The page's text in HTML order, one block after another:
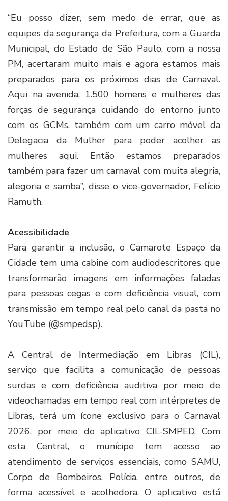
“Eu posso dizer, sem medo de errar, que as
equipes da segurança da Prefeitura, com a Guarda
Municipal, do Estado de São Paulo, com a nossa
PM, acertaram muito mais e agora estamos mais
preparados para os próximos dias de Carnaval.
Aqui na avenida, 1.500 homens e mulheres das
forças de segurança cuidando do entorno junto
com os GCMs, também com um carro móvel da
Delegacia da Mulher para poder acolher as
mulheres aqui. Então estamos preparados
também para fazer um carnaval com muita alegria,
alegoria e samba”, disse o vice-governador, Felício
Ramuth.
Acessibilidade
Para garantir a inclusão, o Camarote Espaço da
Cidade tem uma cabine com audiodescritores que
transformarão imagens em informações faladas
para pessoas cegas e com deficiência visual, com
transmissão em tempo real pelo canal da pasta no
YouTube (@smpedsp).
A Central de Intermediação em Libras (CIL),
serviço que facilita a comunicação de pessoas
surdas e com deficiência auditiva por meio de
videochamadas em tempo real com intérpretes de
Libras, terá um ícone exclusivo para o Carnaval
2026, por meio do aplicativo CIL-SMPED. Com
esta Central, o munícipe tem acesso ao
atendimento de serviços essenciais, como SAMU,
Corpo de Bombeiros, Polícia, entre outros, de
forma acessível e acolhedora. O aplicativo está